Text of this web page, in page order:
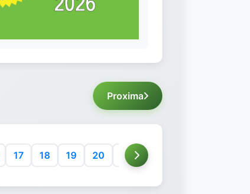
Proxima
17 18 19 20 21 22